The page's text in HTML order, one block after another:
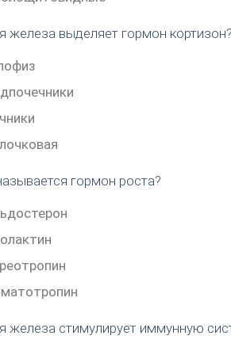
железа выделяет гормон кортизон?
гормон роста?
железа стимулирует иммунную